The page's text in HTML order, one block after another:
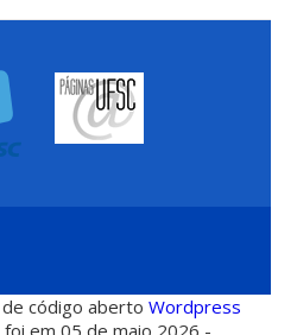
de código abertoWordpress